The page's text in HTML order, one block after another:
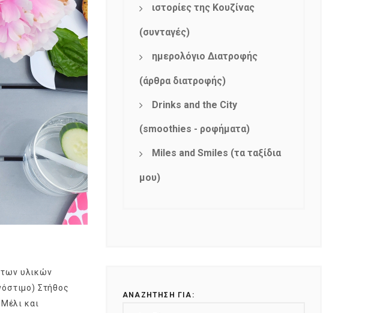
των υλικών
Στήθος
και
ιστορίες της Κουζίνας
(συνταγές)
ημερολόγιο Διατροφής
(άρθρα διατροφής)
Drinks and the City
(smoothies - ροφήματα)
Miles and Smiles (τα ταξίδια
μου)
ΑΝΑΖΉΤΗΣΗ ΓΙΑ: